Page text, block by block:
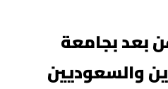
بعد بجامعة
والسعوديين